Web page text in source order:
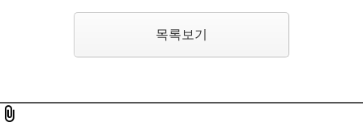
목록보기
첨부파일